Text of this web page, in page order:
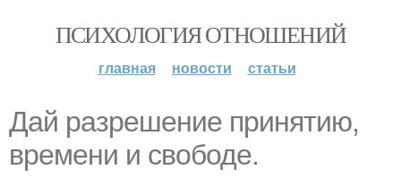
ПСИХОЛОГИЯ ОТНОШЕНИЙ
главная новости статьи
Дай разрешение принятию,
времени и свободе.